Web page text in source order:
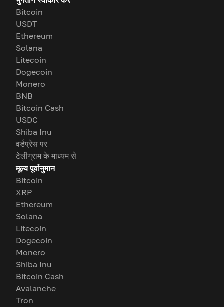
Bitcoin
USDT
Ethereum
Solana
Litecoin
Dogecoin
Monero
BNB
Bitcoin Cash
USDC
Shiba Inu
वर्डप्रेस पर
टेलीग्राम के माध्यम से
मूल्य पूर्वानुमान
Bitcoin
XRP
Ethereum
Solana
Litecoin
Dogecoin
Monero
Shiba Inu
Bitcoin Cash
Avalanche
Tron